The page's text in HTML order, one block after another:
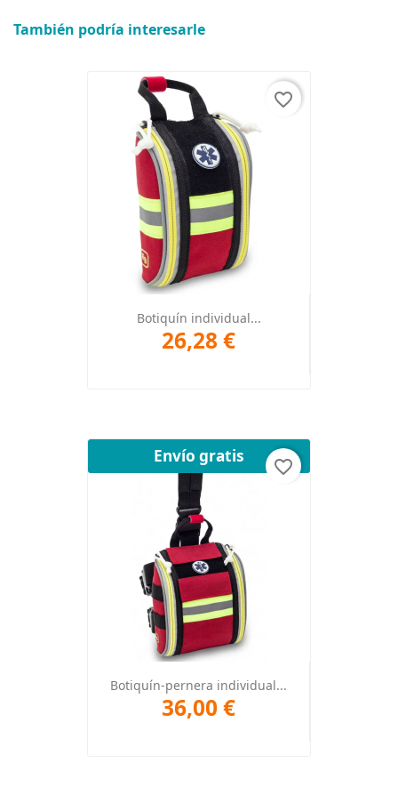
También podría interesarle
Botiquín individual...
26,28 €
favorite_border
Botiquín-pernera individual...
36,00 €
Envío gratis
favorite_border